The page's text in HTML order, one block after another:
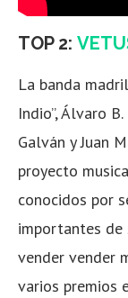
TOP 2:
La banda
Indio”, Álvaro
Galván y Juan
proyecto
conocidos por
importantes de
vender vender
varios premios